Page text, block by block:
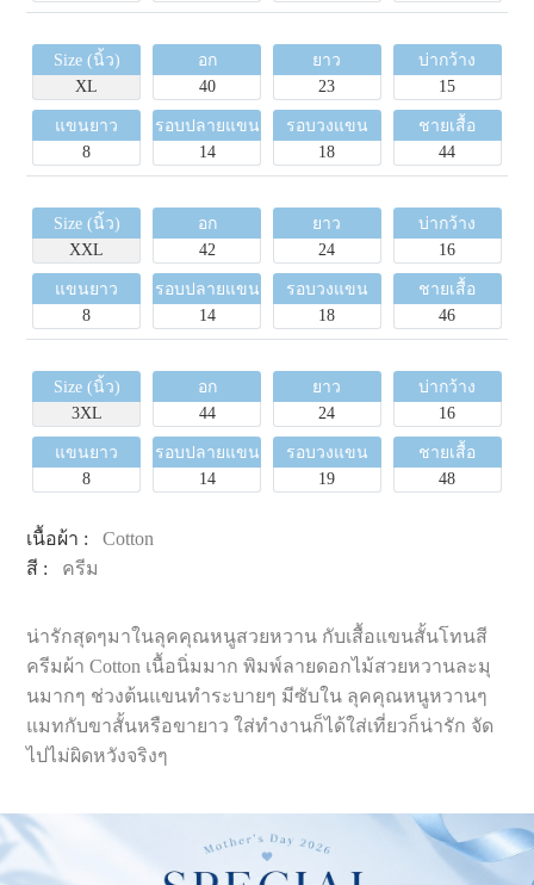
Size (นิ้ว)
XL
อก
40
ยาว
23
บ่ากว้าง
15
แขนยาว
8
รอบปลายแขน
14
รอบวงแขน
18
ชายเสื้อ
44
Size (นิ้ว)
XXL
อก
42
ยาว
24
บ่ากว้าง
16
แขนยาว
8
รอบปลายแขน
14
รอบวงแขน
18
ชายเสื้อ
46
Size (นิ้ว)
3XL
อก
44
ยาว
24
บ่ากว้าง
16
แขนยาว
8
รอบปลายแขน
14
รอบวงแขน
19
ชายเสื้อ
48
เนื้อผ้า :Cotton
สี : ครีม
น่ารักสุดๆมาในลุคคุณหนูสวยหวาน กับเสื้อแขนสั้นโทนสี
ครีมผ้า Cotton เนื้อนิ่มมาก พิมพ์ลายดอกไม้สวยหวานละมุ
นมากๆ ช่วงต้นแขนทำระบายๆ มีซับใน ลุคคุณหนูหวานๆ
แมทกับขาสั้นหรือขายาว ใส่ทำงานก็ได้ใส่เที่ยวก็น่ารัก จัด
ไปไม่ผิดหวังจริงๆ